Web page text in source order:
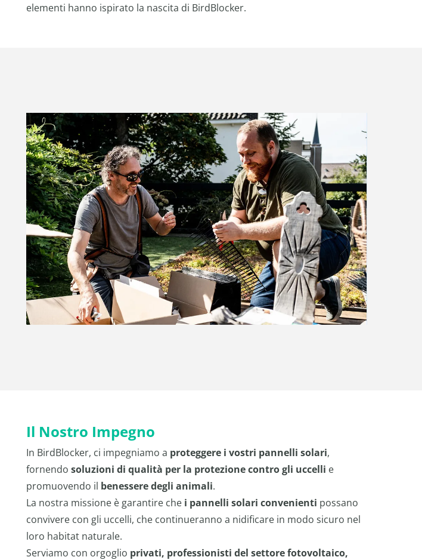
elementi hanno ispirato la nascita di BirdBlocker.
Il Nostro Impegno
In BirdBlocker, ci impegniamo a proteggere i vostri pannelli solari,
fornendo soluzioni di qualità per la protezione contro gli uccelli e
promuovendo il benessere degli animali.
La nostra missione è garantire che i pannelli solari convenienti possano
convivere con gli uccelli, che continueranno a nidificare in modo sicuro nel
loro habitat naturale.
Serviamo con orgoglio privati, professionisti del settore fotovoltaico,